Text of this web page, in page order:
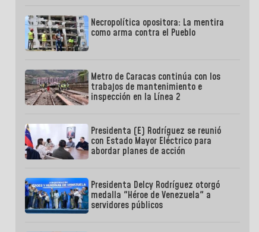
Necropolítica opositora: La mentira
como arma contra el Pueblo
Metro de Caracas continúa con los
trabajos de mantenimiento e
inspección en la Línea 2
Presidenta (E) Rodríguez se reunió
con Estado Mayor Eléctrico para
abordar planes de acción
Presidenta Delcy Rodríguez otorgó
medalla "Héroe de Venezuela" a
servidores públicos